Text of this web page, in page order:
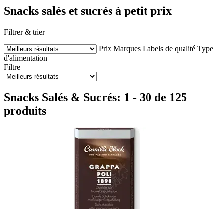
Snacks salés et sucrés à petit prix
Filtrer & trier
Prix Marques Labels de qualité Type
d'alimentation
Filtre
Snacks Salés & Sucrés: 1 - 30 de 125
produits